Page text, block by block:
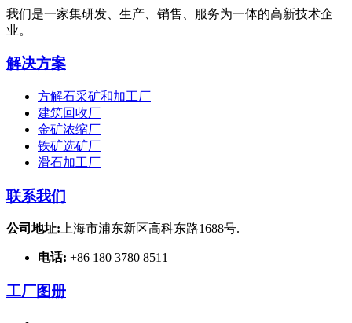
我们是一家集研发、生产、销售、服务为一体的高新技术企
业。
解决方案
方解石采矿和加工厂
建筑回收厂
金矿浓缩厂
铁矿选矿厂
滑石加工厂
联系我们
公司地址:上海市浦东新区高科东路1688号.
电话: +86 180 3780 8511
工厂图册